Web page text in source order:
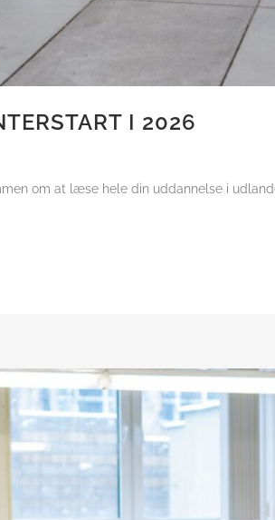
I 2026
om at læse hele din uddannelse i